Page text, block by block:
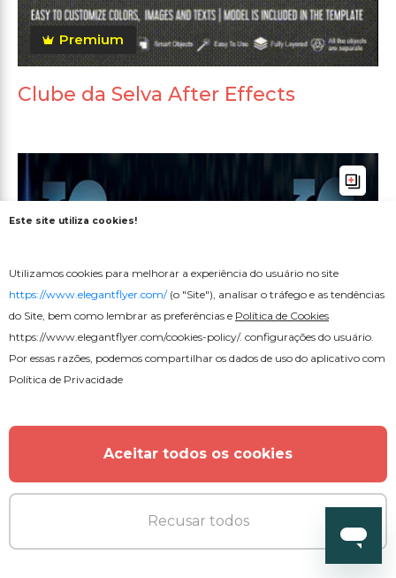
Premium
Clube da Selva After Effects
Este site utiliza cookies!
Utilizamos cookies para melhorar a experiência do usuário no site
https://www.elegantflyer.com/(o "Site"), analisar o tráfego e as tendências
do Site, bem como lembrar as preferências e Política de Cookies
https://www.elegantflyer.com/cookies-policy/. configurações do usuário.
Por essas razões, podemos compartilhar os dados de uso do aplicativo com
Política de Privacidade
Aceitar todos os cookies
Recusar todos